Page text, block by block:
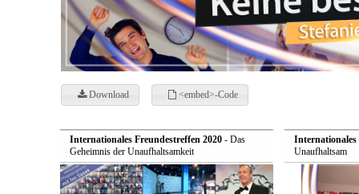
Download <embed>-Code
Internationales Freundestreffen 2020- Das
Geheimnis der Unaufhaltsamkeit
Internationales
Unaufhaltsam